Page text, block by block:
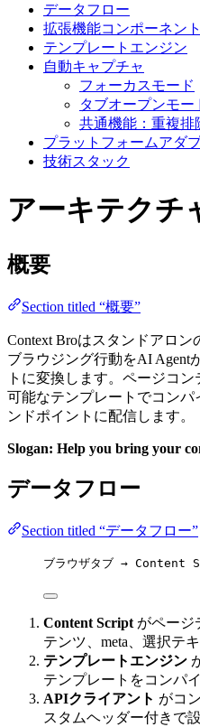
データフロー
拡張機能コンポーネント
テンプレートエンジン
自動キャプチャ
フォーカスモード
タブオープンモー
共通機能：重複排
プラットフォームアダ
技術スタック
アーキテクチ
概要
Section titled “概要”
Context Broはスタンドアロ
ブラウジング行動をAI Agent
トに変換します。ページコ
可能なテンプレートでコン
ンドポイントに配信します。
Slogan: Help you bring your
データフロー
Section titled “データフロー”
ブラウザタブ → Content
Content Script がページ
テンツ、meta、選択テキ
テンプレートエンジン
テンプレートをコンパ
APIクライアント がコ
スタムヘッダー付きで